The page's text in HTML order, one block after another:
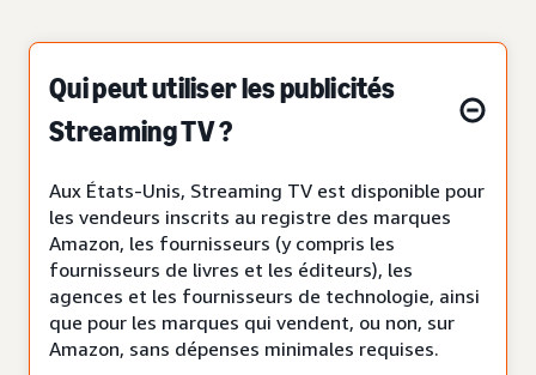
Qui peut utiliser les publicités
Streaming TV ?
Aux États-Unis, Streaming TV est disponible pour
les vendeurs inscrits au registre des marques
Amazon, les fournisseurs (y compris les
fournisseurs de livres et les éditeurs), les
agences et les fournisseurs de technologie, ainsi
que pour les marques qui vendent, ou non, sur
Amazon, sans dépenses minimales requises.